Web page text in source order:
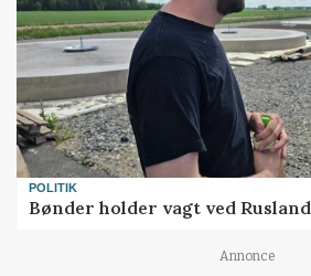
POLITIK
Bønder holder vagt ved Rusland
Annonce